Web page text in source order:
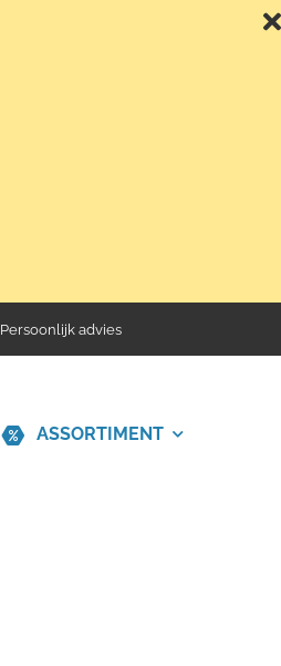
Persoonlijk advies
ASSORTIMENT